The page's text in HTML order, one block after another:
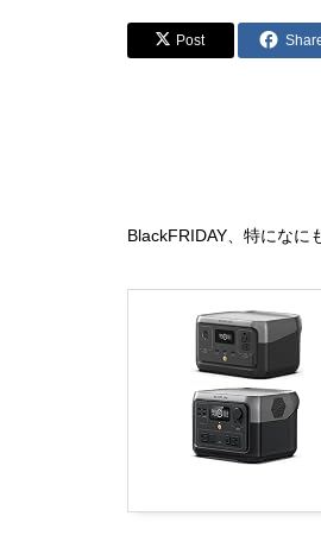
Post
BlackFRIDAY、特になに